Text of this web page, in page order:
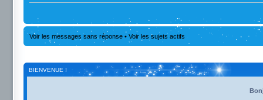
Voir les messages sans réponse • Voir les sujets actifs
BIENVENUE !